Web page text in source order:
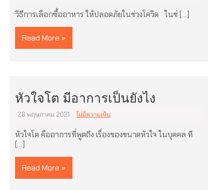
วิธีการเลือกซื้ออาหาร ให้ปลอดภัยในช่วงโควิด ในช่ […]
Read More »
หัวใจโต มีอาการเป็นยังไง
28 พฤษภาคม 2021 ไม่มีความเห็น
หัวใจโต คืออาการที่พูดถึง เรื่องของขนาดหัวใจ ในบุคคล ที
[…]
Read More »